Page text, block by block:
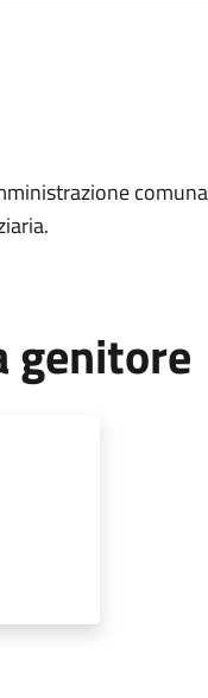
genitore